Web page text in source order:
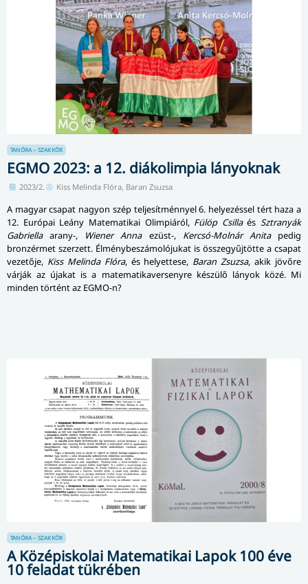
TANÓRA – SZAKKÖR
EGMO 2023: a 12. diákolimpia lányoknak
2023/2. Kiss Melinda Flóra, Baran Zsuzsa
A magyar csapat nagyon szép teljesítménnyel 6. helyezéssel tért haza a
12. Európai Leány Matematikai Olimpiáról, Fülöp Csillaés Sztranyák
Gabriellaarany-, Wiener Annaezüst-, Kercsó-Molnár Anitapedig
bronzérmet szerzett. Élménybeszámolójukat is összegyűjtötte a csapat
vezetője, Kiss Melinda Flóra, és helyettese, Baran Zsuzsa, akik jövőre
várják az újakat is a matematikaversenyre készülő lányok közé. Mi
minden történt az EGMO-n?
TANÓRA – SZAKKÖR
A Középiskolai Matematikai Lapok 100 éve
10 feladat tükrében